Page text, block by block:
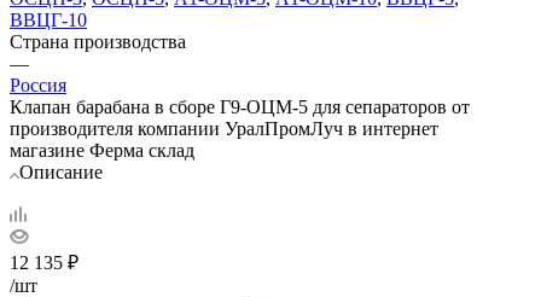
ВВЦГ-10
Страна производства
—
Россия
Клапан барабана в сборе Г9-ОЦМ-5 для сепараторов от
производителя компании УралПромЛуч в интернет
магазине Ферма склад
Описание
12 135 ₽
/шт